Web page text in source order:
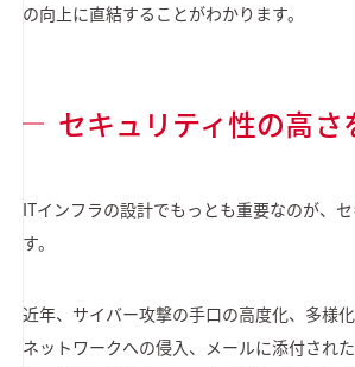
の向上に直結することがわかります。
セキュリティ性の高さ
ITインフラの設計でもっとも重要なのが、
す。
近年、サイバー攻撃の手口の高度化、多様
ネットワークへの侵入、メールに添付され